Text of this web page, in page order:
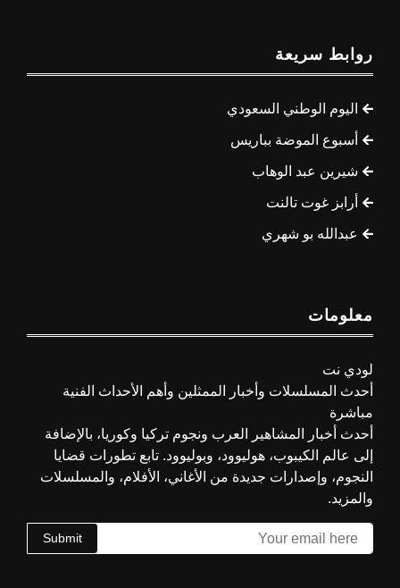
روابط سريعة
اليوم الوطني السعودي
أسبوع الموضة بباريس
شيرين عبد الوهاب
أرابز غوت تالنت
عبدالله بو شهري
معلومات
لودي نت
أحدث المسلسلات وأخبار الممثلين وأهم الأحداث الفنية
مباشرة
أحدث أخبار المشاهير العرب ونجوم تركيا وكوريا، بالإضافة
إلى عالم الكيبوب، هوليوود، وبوليوود. تابع تطورات قضايا
النجوم، وإصدارات جديدة من الأغاني، الأفلام، والمسلسلات
والمزيد.
Submit